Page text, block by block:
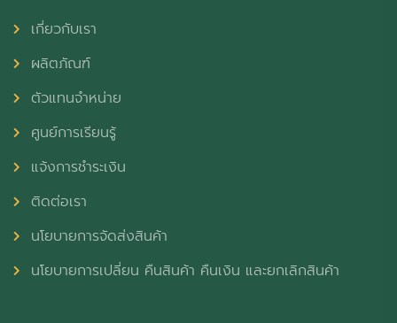
เกี่ยวกับเรา
ผลิตภัณฑ์
ตัวแทนจำหน่าย
ศูนย์การเรียนรู้
แจ้งการชำระเงิน
ติดต่อเรา
นโยบายการจัดส่งสินค้า
นโยบายการเปลี่ยน คืนสินค้า คืนเงิน และยกเลิกสินค้า